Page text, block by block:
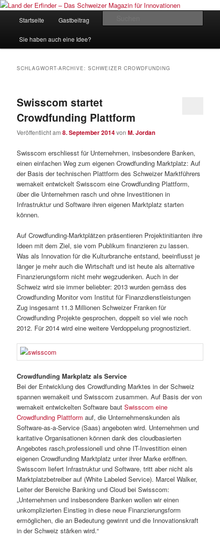
Zum
wechseln
Zum
wechselnLand der Erfinder – Das Schweizer
Startseite Gastbeitrag
Sie haben auch eine Idee?
SCHLAGWORT-ARCHIVE:SCHWEIZER CROWDFUNDING
Swisscom startet
Crowdfunding Plattform
Veröffentlicht am8. September 2014vonM. Jordan
Swisscom erschliesst für Unternehmen, insbesondere Banken,
einen einfachen Weg zum eigenen Crowdfunding Marktplatz: Auf
der Basis der technischen Plattform des Schweizer Marktführers
wemakeit entwickelt Swisscom eine Crowdfunding Plattform,
über die Unternehmen rasch und ohne Investitionen in
Infrastruktur und Software ihren eigenen Marktplatz starten
können.
Auf Crowdfunding-Marktplätzen präsentieren Projektinitianten ihre
Ideen mit dem Ziel, sie vom Publikum finanzieren zu lassen.
Was als Innovation für die Kulturbranche entstand, beeinflusst je
länger je mehr auch die Wirtschaft und ist heute als alternative
Finanzierungsform nicht mehr wegzudenken. Auch in der
Schweiz wird sie immer beliebter: 2013 wurden gemäss des
Crowdfunding Monitor vom Institut für Finanzdienstleistungen
Zug insgesamt 11.3 Millionen Schweizer Franken für
Crowdfunding Projekte gesprochen, doppelt so viel wie noch
2012. Für 2014 wird eine weitere Verdoppelung prognostiziert.
Crowdfunding Markplatz als Service
Bei der Entwicklung des Crowdfunding Marktes in der Schweiz
spannen wemakeit und Swisscom zusammen. Auf Basis der von
wemakeit entwickelten Software bautSwisscom eine
Crowdfunding Plattform auf, die Unternehmenskunden als
Software-as-a-Service (Saas) angeboten wird. Unternehmen und
karitative Organisationen können dank des cloudbasierten
Angebotes rasch,professionell und ohne IT-Investition einen
eigenen Crowdfunding Marktplatz unter ihrer Marke eröffnen.
Swisscom liefert Infrastruktur und Software, tritt aber nicht als
Marktplatzbetreiber auf (White Labeled Service). Marcel Walker,
Leiter der Bereiche Banking und Cloud bei Swisscom:
„Unternehmen und insbesondere Banken wollen wir einen
unkomplizierten Einstieg in diese neue Finanzierungsform
ermöglichen, die an Bedeutung gewinnt und die Innovationskraft
in der Schweiz stärken wird.“